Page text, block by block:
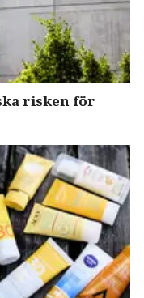
risken för